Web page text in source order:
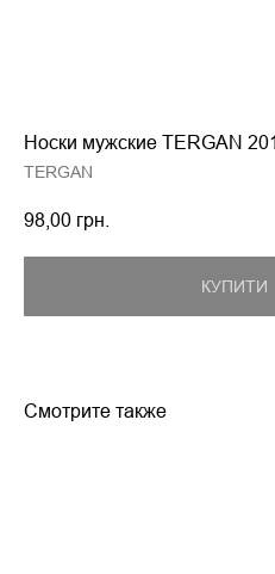
Носки мужские TERGAN
TERGAN
98,00 грн.
КУПИТИ
Смотрите также